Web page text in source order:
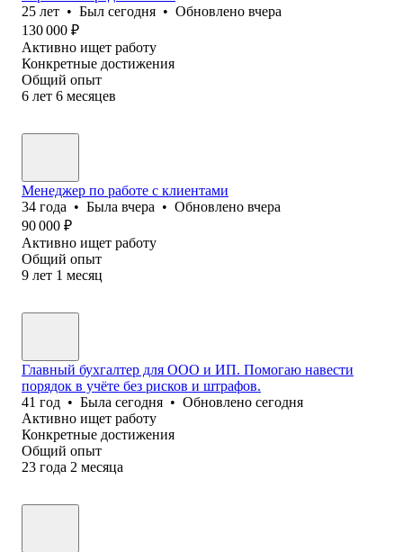
25 лет • Был сегодня • Обновлено вчера
130 000 ₽
Активно ищет работу
Конкретные достижения
Общий опыт
6 лет 6 месяцев
Менеджер по работе с клиентами
34 года • Была вчера • Обновлено вчера
90 000 ₽
Активно ищет работу
Общий опыт
9 лет 1 месяц
Главный бухгалтер для ООО и ИП. Помогаю навести
порядок в учёте без рисков и штрафов.
41 год • Была сегодня • Обновлено сегодня
Активно ищет работу
Конкретные достижения
Общий опыт
23 года 2 месяца